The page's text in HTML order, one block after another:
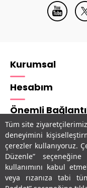
Tüm site
deneyimini
çerezler kullanıyoruz.
Düzenle”
kullanımını kabul
veya rızanıza tabi
Kurumsal
Hesabım
Önemli
Adres & İletişim